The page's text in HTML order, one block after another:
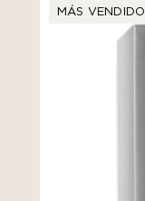
MÁS VENDIDO